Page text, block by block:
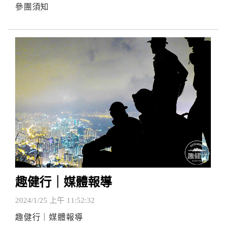
參團須知
趣健行｜媒體報導
2024/1/25 上午 11:52:32
趣健行｜媒體報導